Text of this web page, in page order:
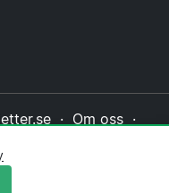
· Om oss ·